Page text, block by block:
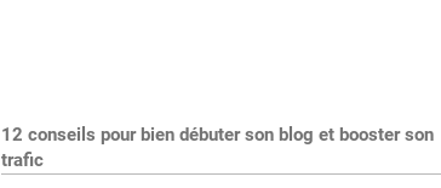
12 conseils pour bien débuter son blog et booster son
trafic